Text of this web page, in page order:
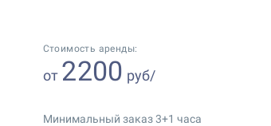
Стоимость аренды:
от 2200 руб/
Минимальный заказ 3+1 часа